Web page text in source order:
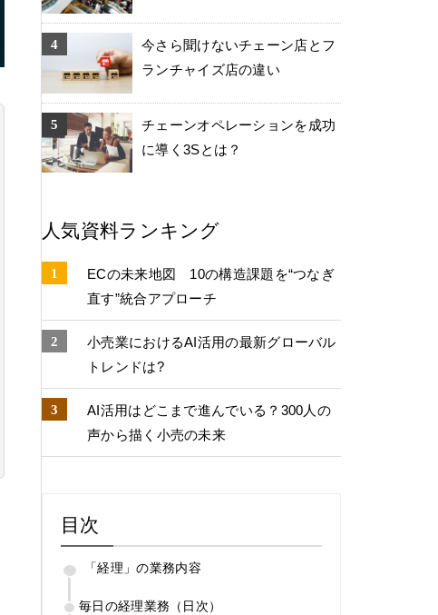
今さら聞けないチェーン店とフ
ランチャイズ店の違い
チェーンオペレーションを成功
に導く3Sとは？
人気資料ランキング
ECの未来地図 10の構造課題を“つなぎ
直す”統合アプローチ
小売業におけるAI活用の最新グローバル
トレンドは?
AI活用はどこまで進んでいる？​300人の
声から描く小売の未来​
目次
「経理」の業務内容
毎日の経理業務（日次）